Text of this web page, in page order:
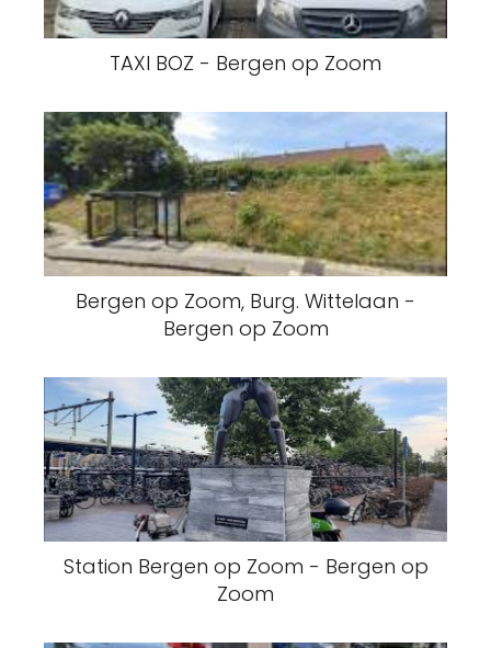
TAXI BOZ - Bergen op Zoom
Bergen op Zoom, Burg. Wittelaan -
Bergen op Zoom
Station Bergen op Zoom - Bergen op
Zoom